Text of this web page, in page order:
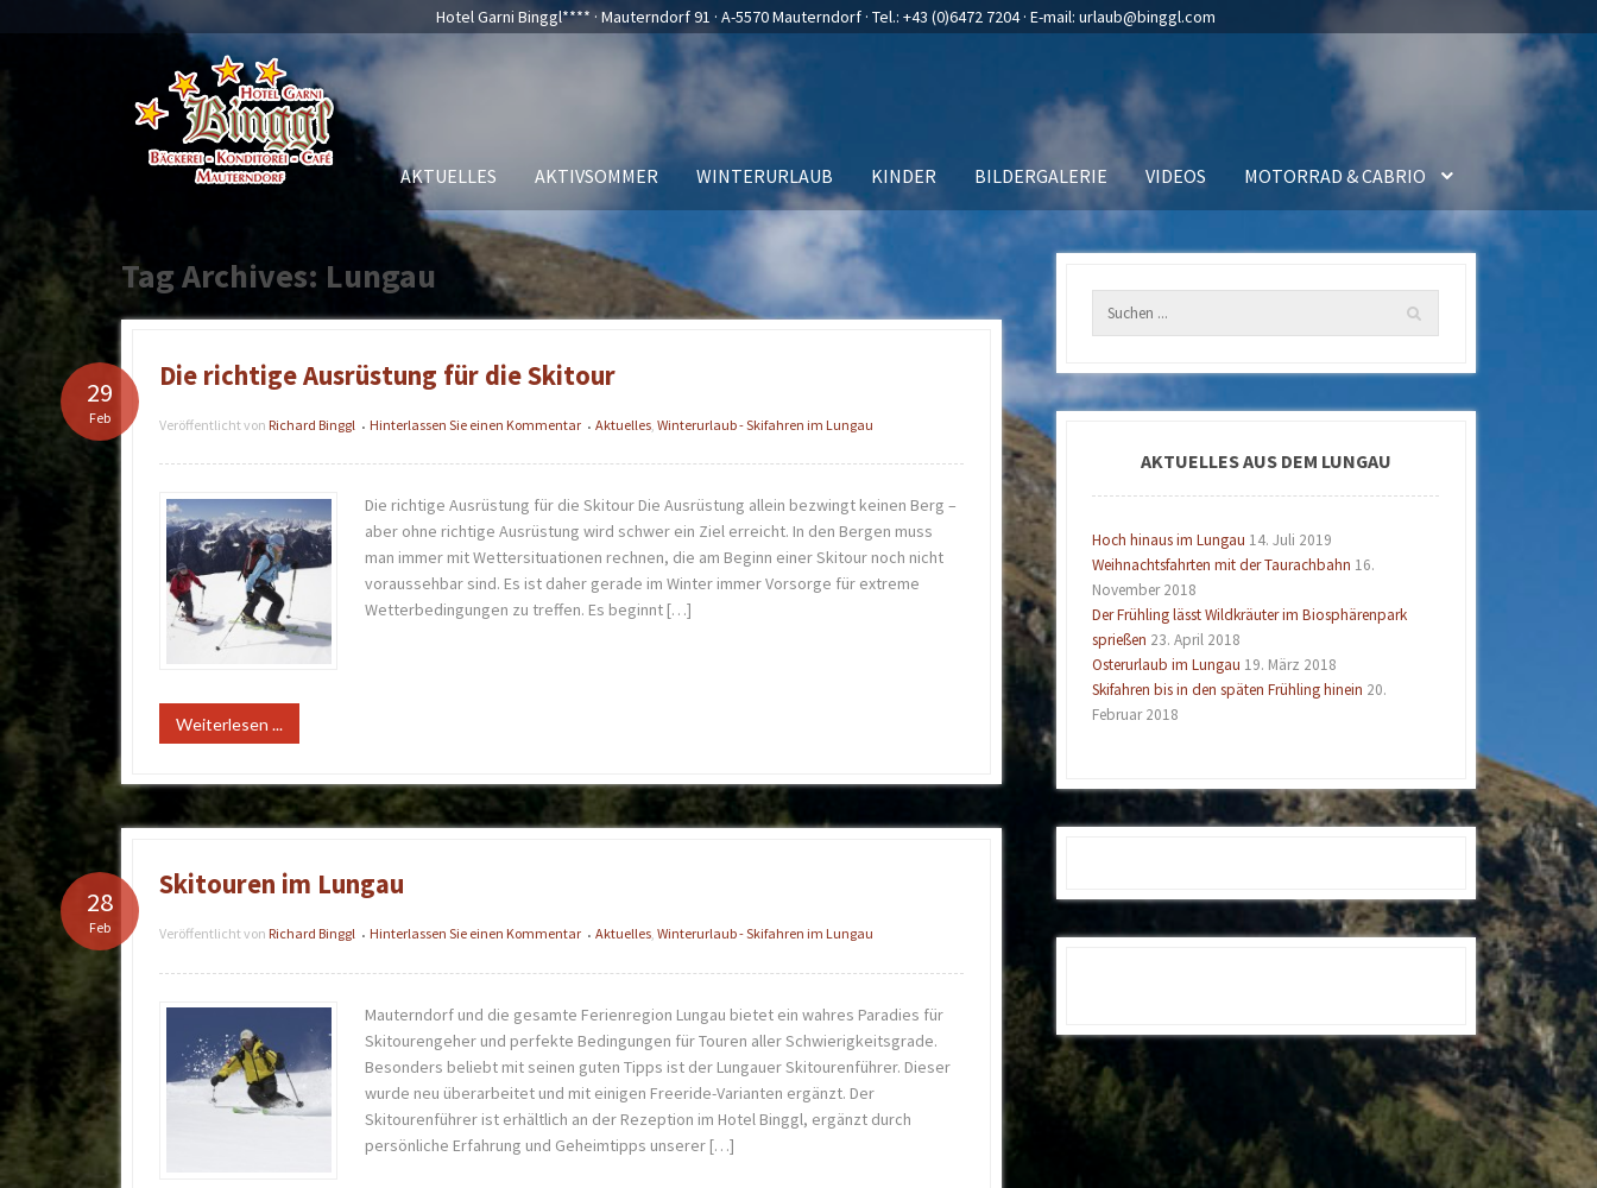
Hotel Garni Binggl**** · Mauterndorf 91 · A-5570 Mauterndorf · Tel.: +43 (0)6472 7204· E-mail: urlaub@binggl.com
AKTUELLES AKTIVSOMMER WINTERURLAUB KINDER BILDERGALERIE VIDEOS MOTORRAD & CABRIO
Tag Archives: Lungau
Die richtige Ausrüstung für die Skitour
Veröffentlicht von Richard Binggl • Hinterlassen Sie einen Kommentar • Aktuelles, Winterurlaub - Skifahren im Lungau
29
Feb
Die richtige Ausrüstung für die Skitour Die Ausrüstung allein bezwingt keinen Berg –
aber ohne richtige Ausrüstung wird schwer ein Ziel erreicht. In den Bergen muss
man immer mit Wettersituationen rechnen, die am Beginn einer Skitour noch nicht
voraussehbar sind. Es ist daher gerade im Winter immer Vorsorge für extreme
Wetterbedingungen zu treffen. Es beginnt […]
Weiterlesen ...
Skitouren im Lungau
Veröffentlicht von Richard Binggl • Hinterlassen Sie einen Kommentar • Aktuelles, Winterurlaub - Skifahren im Lungau
28
Feb
Mauterndorf und die gesamte Ferienregion Lungau bietet ein wahres Paradies für
Skitourengeher und perfekte Bedingungen für Touren aller Schwierigkeitsgrade.
Besonders beliebt mit seinen guten Tipps ist der Lungauer Skitourenführer. Dieser
wurde neu überarbeitet und mit einigen Freeride-Varianten ergänzt. Der
Skitourenführer ist erhältlich an der Rezeption im Hotel Binggl, ergänzt durch
persönliche Erfahrung und Geheimtipps unserer […]
AKTUELLES AUS DEM LUNGAU
Hoch hinaus im Lungau 14. Juli 2019
Weihnachtsfahrten mit der Taurachbahn 16.
November 2018
Der Frühling lässt Wildkräuter im Biosphärenpark
sprießen 23. April 2018
Osterurlaub im Lungau 19. März 2018
Skifahren bis in den späten Frühling hinein 20.
Februar 2018